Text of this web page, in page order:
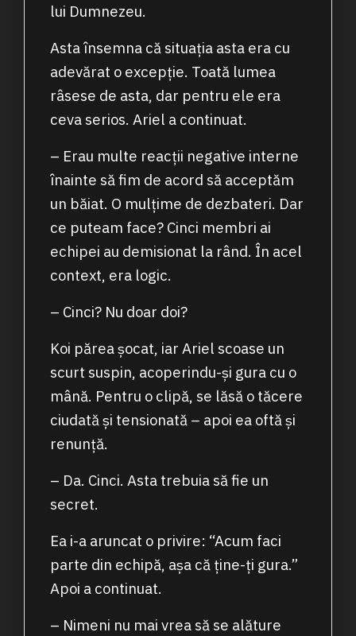
lui Dumnezeu.
Asta însemna că situația asta era cu
adevărat o excepție. Toată lumea
râsese de asta, dar pentru ele era
ceva serios. Ariel a continuat.
– Erau multe reacții negative interne
înainte să fim de acord să acceptăm
un băiat. O mulțime de dezbateri. Dar
ce puteam face? Cinci membri ai
echipei au demisionat la rând. În acel
context, era logic.
– Cinci? Nu doar doi?
Koi părea șocat, iar Ariel scoase un
scurt suspin, acoperindu-și gura cu o
mână. Pentru o clipă, se lăsă o tăcere
ciudată și tensionată – apoi ea oftă și
renunță.
– Da. Cinci. Asta trebuia să fie un
secret.
Ea i-a aruncat o privire: “Acum faci
parte din echipă, așa că ține-ți gura.”
Apoi a continuat.
– Nimeni nu mai vrea să se alăture